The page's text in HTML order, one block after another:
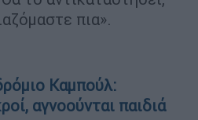
πια».
Καμπούλ:
αγνοούνται παιδιά